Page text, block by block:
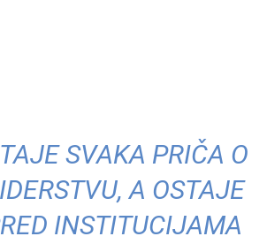
SVAKA PRIČA O
A OSTAJE
INSTITUCIJAMA